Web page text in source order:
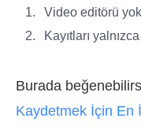
Video editörü
Kayıtları
Burada
Kaydetmek İçin En